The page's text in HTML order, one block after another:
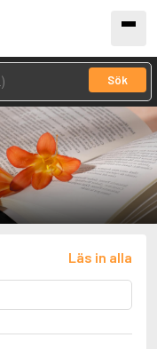
Sök
Läs in alla